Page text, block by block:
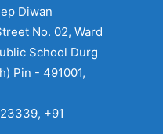
Diwan
No. 02, Ward
School Durg
Pin - 491001,
+91